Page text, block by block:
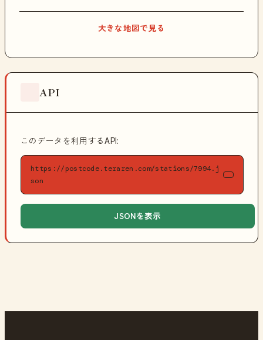
大きな地図で見る
API
このデータを利用するAPI:
https://postcode.teraren.com/stations/7994.j
son
JSONを表示